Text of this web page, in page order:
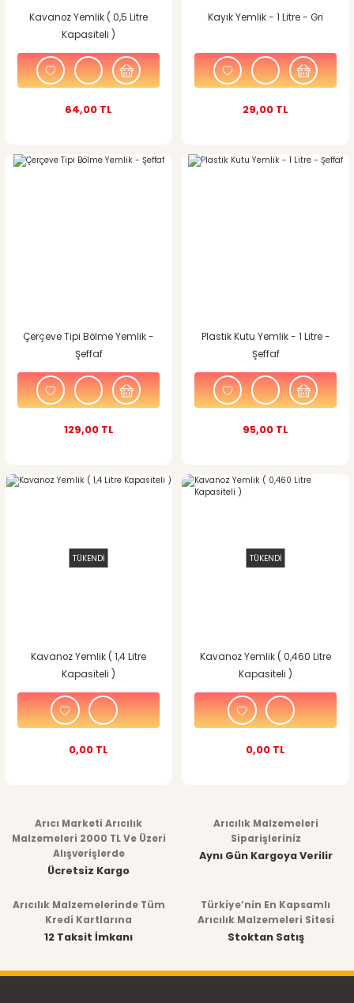
Kavanoz Yemlik ( 0,5 Litre
Kapasiteli )
64,00 TL
Kayık Yemlik - 1 Litre - Gri
29,00 TL
Çerçeve Tipi Bölme Yemlik -
Şeffaf
129,00 TL
Plastik Kutu Yemlik - 1 Litre -
Şeffaf
95,00 TL
TÜKENDİ
Kavanoz Yemlik ( 1,4 Litre
Kapasiteli )
0,00 TL
TÜKENDİ
Kavanoz Yemlik ( 0,460 Litre
Kapasiteli )
0,00 TL
Arıcı Marketi Arıcılık
Malzemeleri 2000 TL Ve Üzeri
Alışverişlerde
Ücretsiz Kargo
Arıcılık Malzemeleri
Siparişleriniz
Aynı Gün Kargoya Verilir
Arıcılık Malzemelerinde Tüm
Kredi Kartlarına
12 Taksit İmkanı
Türkiye’nin En Kapsamlı
Arıcılık Malzemeleri Sitesi
Stoktan Satış